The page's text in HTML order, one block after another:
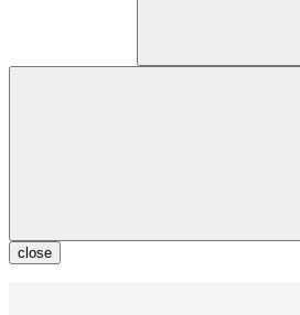
close